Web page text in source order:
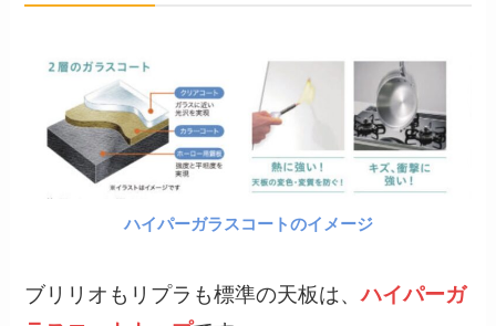
ハイパーガラスコートのイメージ
ブリリオもリプラも標準の天板は、ハイパーガ